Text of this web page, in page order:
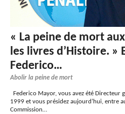
« La peine de mort
les livres d’Histoire. »
Federico…
Abolir la peine de mort
Federico Mayor, vous avez été Directeur
1999 et vous présidez aujourd’hui, entre
Commission…